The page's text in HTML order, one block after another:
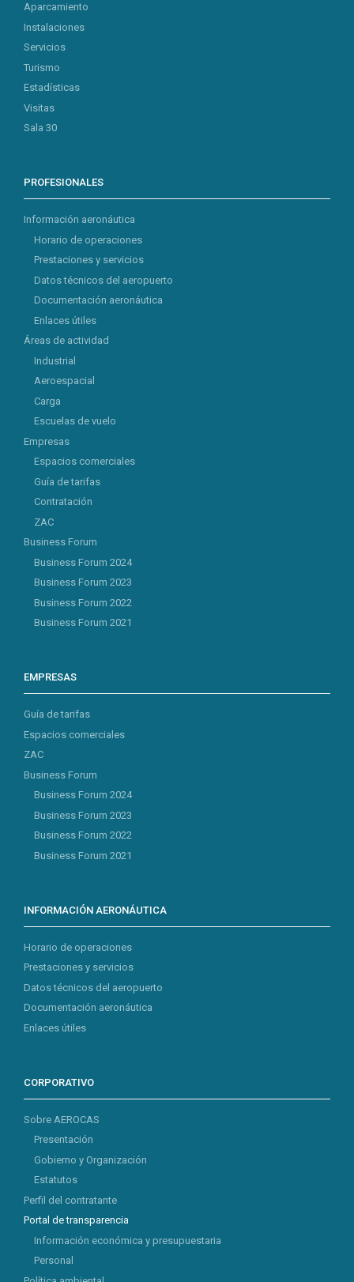
Aparcamiento
Instalaciones
Servicios
Turismo
Estadísticas
Visitas
Sala 30
PROFESIONALES
Información aeronáutica
Horario de operaciones
Prestaciones y servicios
Datos técnicos del aeropuerto
Documentación aeronáutica
Enlaces útiles
Áreas de actividad
Industrial
Aeroespacial
Carga
Escuelas de vuelo
Empresas
Espacios comerciales
Guía de tarifas
Contratación
ZAC
Business Forum
Business Forum 2024
Business Forum 2023
Business Forum 2022
Business Forum 2021
EMPRESAS
Guía de tarifas
Espacios comerciales
ZAC
Business Forum
Business Forum 2024
Business Forum 2023
Business Forum 2022
Business Forum 2021
INFORMACIÓN AERONÁUTICA
Horario de operaciones
Prestaciones y servicios
Datos técnicos del aeropuerto
Documentación aeronáutica
Enlaces útiles
CORPORATIVO
Sobre AEROCAS
Presentación
Gobierno y Organización
Estatutos
Perfil del contratante
Portal de transparencia
Información económica y presupuestaria
Personal